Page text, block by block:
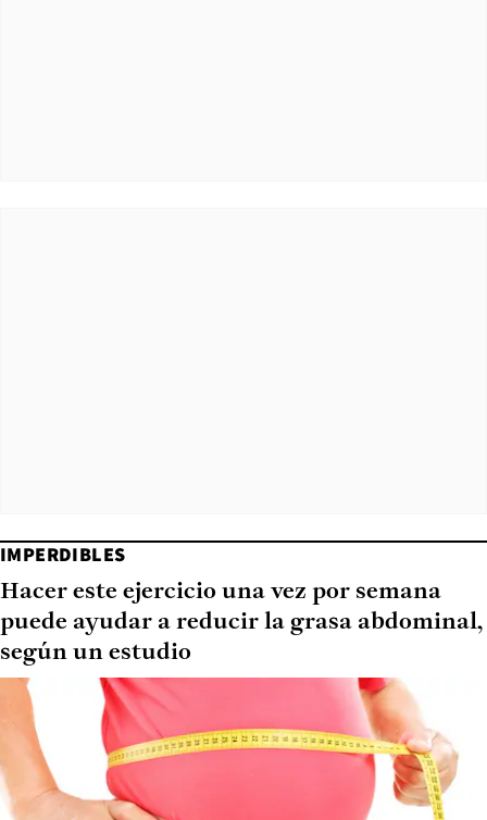
IMPERDIBLES
Hacer este ejercicio una vez por semana
puede ayudar a reducir la grasa abdominal,
según un estudio